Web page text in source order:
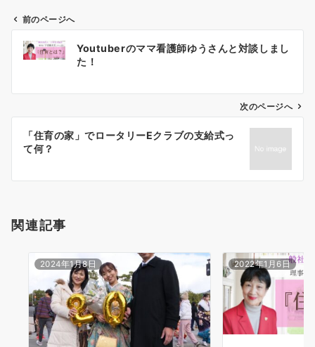
前のページへ
Youtuberのママ看護師ゆうさんと対談しまし
た！
次のページへ
「住育の家」でロータリーEクラブの支給式っ
て何？
関連記事
2024年1月8日 2022年1月6日